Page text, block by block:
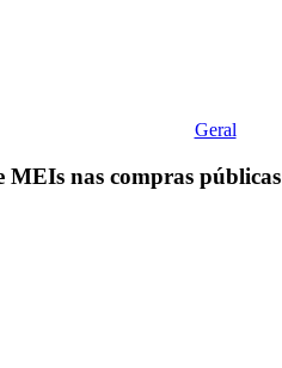
Geral
nas compras públicas